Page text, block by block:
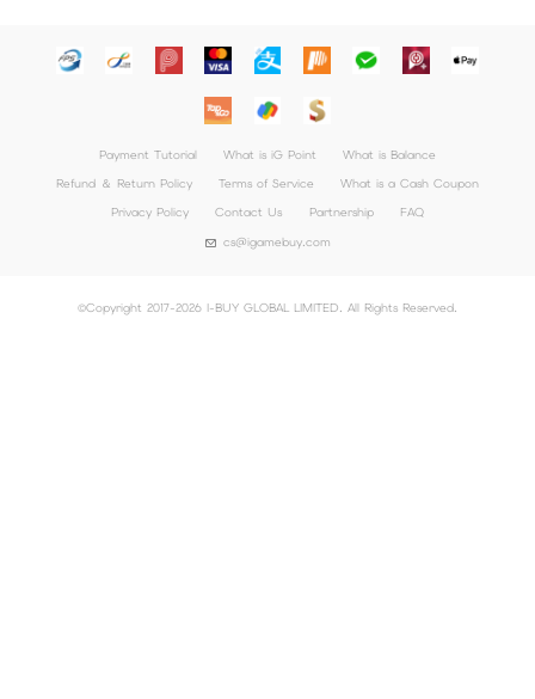
Payment Tutorial What is iG Point
What is Balance
Refund ＆ Return Policy
Terms of Service
What is a Cash Coupon
Privacy Policy
Contact Us Partnership
FAQ
cs@igamebuy.com
©Copyright 2017-2026 I-BUY GLOBAL LIMITED. All Rights Reserved.